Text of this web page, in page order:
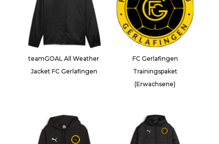
teamGOAL All Weather
Jacket FC Gerlafingen
FC Gerlafingen
Trainingspaket
(Erwachsene)